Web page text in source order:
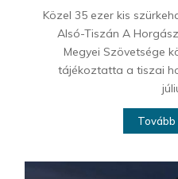
Közel 35 ezer kis
Alsó-Tiszán A
Megyei Szövetsége
tájékoztatta a tiszai
Tovább